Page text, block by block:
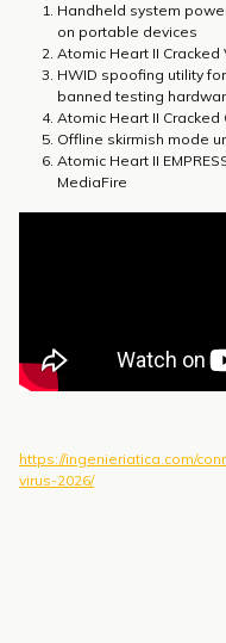
Handheld system
on portable devices
Atomic Heart II Cracked
HWID spoofing utility
banned testing
Atomic Heart II Cracked
Offline skirmish mode
Atomic Heart II
MediaFire
https://ingenieriatica.com/
virus-2026/